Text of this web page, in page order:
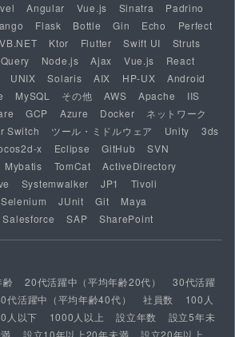
Angular Vue.js Sinatra
Padrino
Flask Bottle Gin Echo
Perfect
VB.NET Ktor Flutter Swift UI
Struts
Node.js Ajax Vue.js
React
UNIX Solaris AIX HP-UX
Android
MySQL その他 AWS Apache
IIS
GCP Azure Docker
ネットワーク
Switch ツール・ミドルウェア Unity
3ds
x Eclipse GitHub
SVN
Mybatis TomCat
ActiveDirectory
Systemwalker JP1
Tivoli
Selenium JUnit Git
Maya
Salesforce SAP SharePoint
齢 20代活躍中（平均年齢20代）
30代活躍
代活躍中（平均年齢40代） 社員数
100人
人以下 1000人以上 設立年数
設立5年未